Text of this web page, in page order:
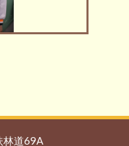
林道69A